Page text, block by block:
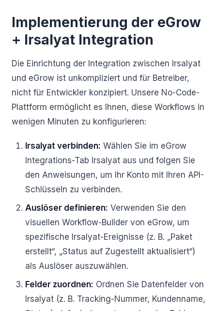
Implementierung der eGrow
+ Irsalyat Integration
Die Einrichtung der Integration zwischen Irsalyat
und eGrow ist unkompliziert und für Betreiber,
nicht für Entwickler konzipiert. Unsere No-Code-
Plattform ermöglicht es Ihnen, diese Workflows in
wenigen Minuten zu konfigurieren:
Irsalyat verbinden: Wählen Sie im eGrow
Integrations-Tab Irsalyat aus und folgen Sie
den Anweisungen, um Ihr Konto mit Ihren API-
Schlüsseln zu verbinden.
Auslöser definieren: Verwenden Sie den
visuellen Workflow-Builder von eGrow, um
spezifische Irsalyat-Ereignisse (z. B. „Paket
erstellt“, „Status auf Zugestellt aktualisiert“)
als Auslöser auszuwählen.
Felder zuordnen: Ordnen Sie Datenfelder von
Irsalyat (z. B. Tracking-Nummer, Kundenname,